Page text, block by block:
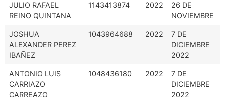
JULIO RAFAEL
REINO QUINTANA
1143413874 2022
26 DE
NOVIEMBRE
JOSHUA
ALEXANDER PEREZ
IBAÑEZ
1043964688 2022
7 DE
DICIEMBRE
2022
ANTONIO LUIS
CARRIAZO
CARREAZO
1048436180 2022
7 DE
DICIEMBRE
2022